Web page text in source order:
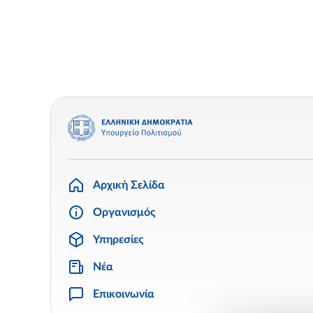
Αρχική Σελίδα
Οργανισμός
Υπηρεσίες
Νέα
Επικοινωνία